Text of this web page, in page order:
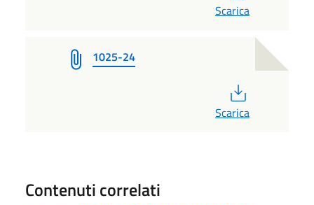
Scarica
1025-24
Scarica
Contenuti correlati